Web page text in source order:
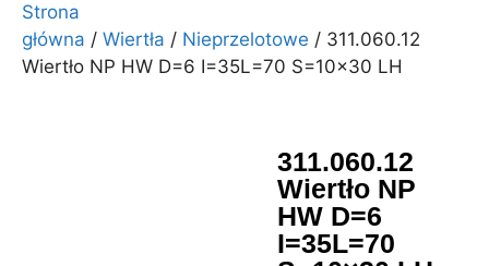
Strona
główna / Wiertła / Nieprzelotowe / 311.060.12
Wiertło NP HW D=6 I=35L=70 S=10×30 LH
311.060.12
Wiertło NP
HW D=6
I=35L=70